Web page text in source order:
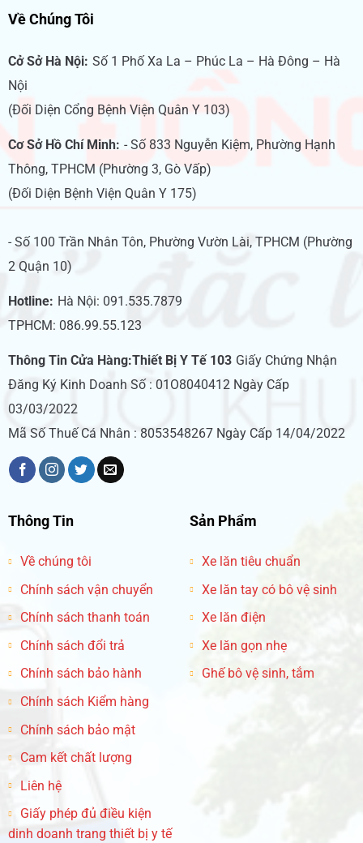
Về Chúng Tôi
Cở Sở Hà Nội: Số 1 Phố Xa La – Phúc La – Hà Đông – Hà
Nội
(Đối Diện Cổng Bệnh Viện Quân Y 103)
Cơ Sở Hồ Chí Minh: - Số 833 Nguyễn Kiệm, Phường Hạnh
Thông, TPHCM (Phường 3, Gò Vấp)
(Đối Diện Bệnh Viện Quân Y 175)
- Số 100 Trần Nhân Tôn, Phường Vườn Lài, TPHCM (Phường
2 Quận 10)
Hotline: Hà Nội: 091.535.7879
TPHCM: 086.99.55.123
Thông Tin Cửa Hàng:Thiết Bị Y Tế 103 Giấy Chứng Nhận
Đăng Ký Kinh Doanh Số : 01O8040412 Ngày Cấp
03/03/2022
Mã Số Thuế Cá Nhân : 8053548267 Ngày Cấp 14/04/2022
Thông Tin
Về chúng tôi
Chính sách vận chuyển
Chính sách thanh toán
Chính sách đổi trả
Chính sách bảo hành
Chính sách Kiểm hàng
Chính sách bảo mật
Cam kết chất lượng
Liên hệ
Giấy phép đủ điều kiện
dinh doanh trang thiết bị y tế
Sản Phẩm
Xe lăn tiêu chuẩn
Xe lăn tay có bô vệ sinh
Xe lăn điện
Xe lăn gọn nhẹ
Ghế bô vệ sinh, tắm